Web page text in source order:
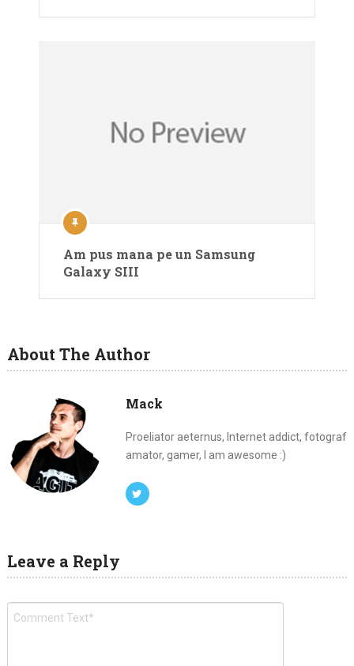
Am pus mana pe un Samsung
Galaxy SIII
About The Author
Mack
Proeliator aeternus, Internet addict, fotograf
amator, gamer, I am awesome :)
Leave a Reply